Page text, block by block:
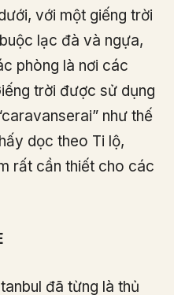
với một giếng trời
lạc đà và ngựa,
phòng là nơi các
trời được sử dụng
như thế
dọc theo Ti lộ,
rất cần thiết cho các
đã từng là thủ